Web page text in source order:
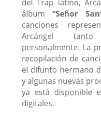
del Trap latino,
álbum “Señor
canciones
Arcángel
personalmente. La
recopilación de
el difunto hermano
y algunas nuevas
ya está disponible
digitales.